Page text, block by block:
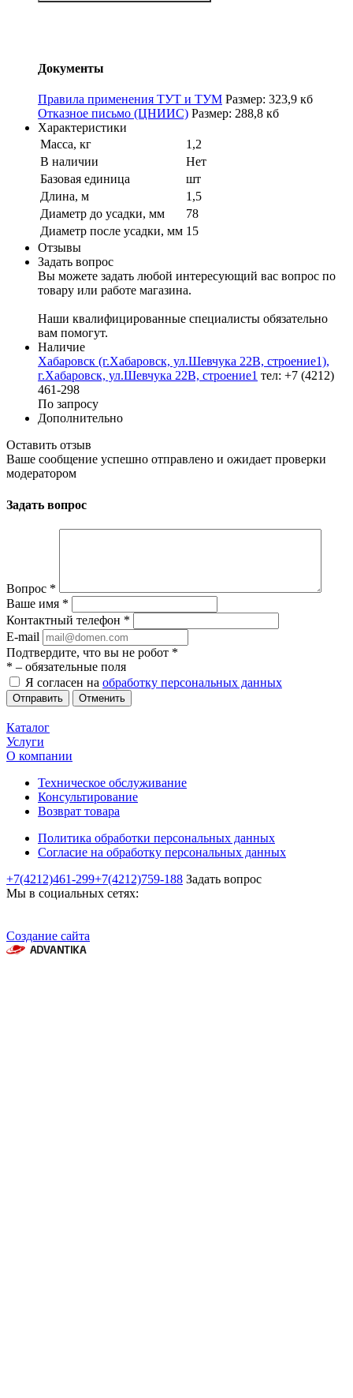
Документы
Правила применения ТУТ и ТУМ Размер: 323,9 кб
Отказное письмо (ЦНИИС) Размер: 288,8 кб
Характеристики
Масса, кг
1,2
В наличии
Нет
Базовая единица
шт
Длина, м
1,5
Диаметр до усадки, мм
78
Диаметр после усадки, мм 15
Отзывы
Задать вопрос
Вы можете задать любой интересующий вас вопрос по
товару или работе магазина.
Наши квалифицированные специалисты обязательно
вам помогут.
Наличие
Хабаровск (г.Хабаровск, ул.Шевчука 22В, строение1),
г.Хабаровск, ул.Шевчука 22В, строение1 тел: +7 (4212)
461-298
По запросу
Дополнительно
Оставить отзыв
Ваше сообщение успешно отправлено и ожидает проверки
модератором
Задать вопрос
Вопрос *
Ваше имя *
Контактный телефон *
E-mail
Подтвердите, что вы не робот *
* – обязательные поля
Я согласен на обработку персональных данных
Отменить
Каталог
Услуги
О компании
Техническое обслуживание
Консультирование
Возврат товара
Политика обработки персональных данных
Согласие на обработку персональных данных
+7(4212)461-299+7(4212)759-188 Задать вопрос
Мы в социальных сетях:
Создание сайта